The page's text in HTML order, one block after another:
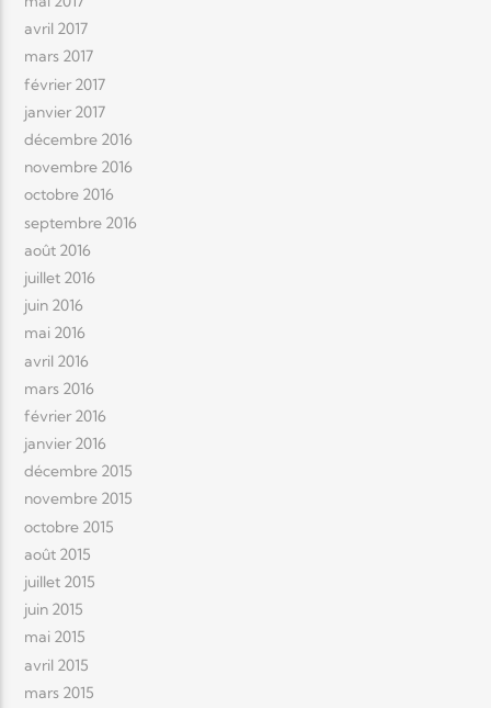
avril 2017
mars 2017
février 2017
janvier 2017
décembre 2016
novembre 2016
octobre 2016
septembre 2016
août 2016
juillet 2016
juin 2016
mai 2016
avril 2016
mars 2016
février 2016
janvier 2016
décembre 2015
novembre 2015
octobre 2015
août 2015
juillet 2015
juin 2015
mai 2015
avril 2015
mars 2015